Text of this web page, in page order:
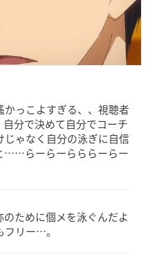
っこよすぎる、、視聴者
分で決めて自分でコーチ
ゃなく自分の泳ぎに自信
……らーらーらららーらー
ために個メを泳ぐんだよ
フリー…。